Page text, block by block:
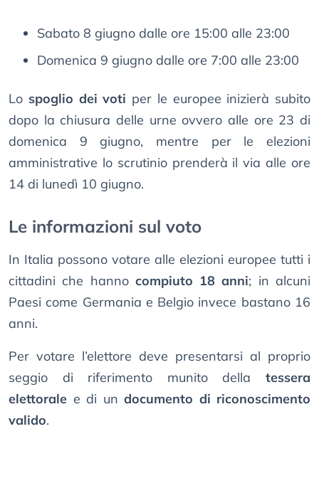
Sabato 8 giugno dalle ore 15:00 alle 23:00
Domenica 9 giugno dalle ore 7:00 alle 23:00
Lo spoglio dei voti per le europee inizierà subito
dopo la chiusura delle urne ovvero alle ore 23 di
domenica 9 giugno, mentre per le elezioni
amministrative lo scrutinio prenderà il via alle ore
14 di lunedì 10 giugno.
Le informazioni sul voto
In Italia possono votare alle elezioni europee tutti i
cittadini che hanno compiuto 18 anni; in alcuni
Paesi come Germania e Belgio invece bastano 16
anni.
Per votare l’elettore deve presentarsi al proprio
seggio di riferimento munito della tessera
elettorale e di un documento di riconoscimento
valido.